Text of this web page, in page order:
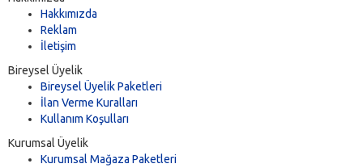
Hakkımızda
Reklam
İletişim
Bireysel Üyelik
Bireysel Üyelik Paketleri
İlan Verme Kuralları
Kullanım Koşulları
Kurumsal Üyelik
Kurumsal Mağaza Paketleri